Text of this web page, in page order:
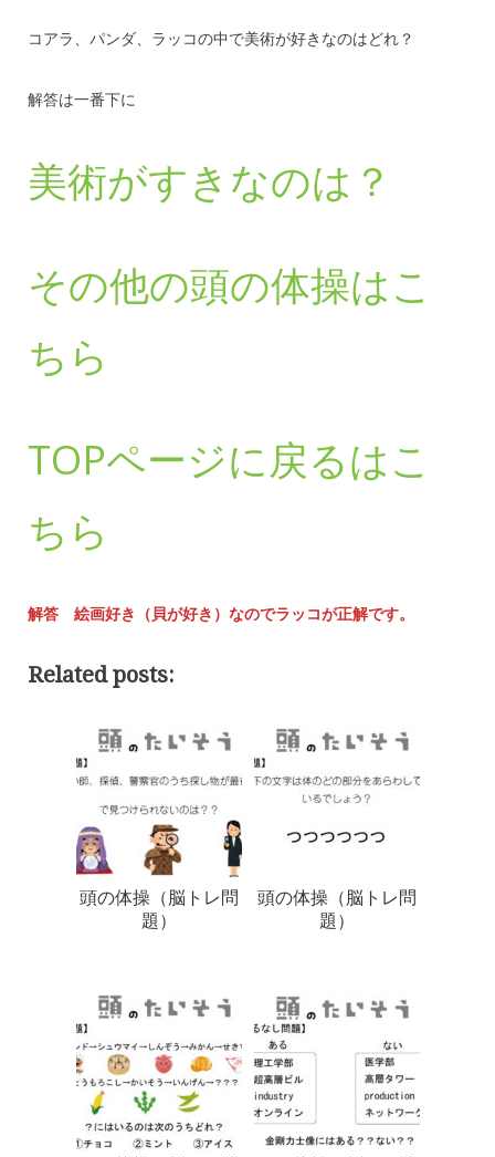
コアラ、パンダ、ラッコの中で美術が好きなのはどれ？
解答は一番下に
美術がすきなのは？
その他の頭の体操はこ
ちら
TOPページに戻るはこ
ちら
解答 絵画好き（貝が好き）なのでラッコが正解です。
Related posts:
頭の体操（脳トレ問
題）
頭の体操（脳トレ問
題）